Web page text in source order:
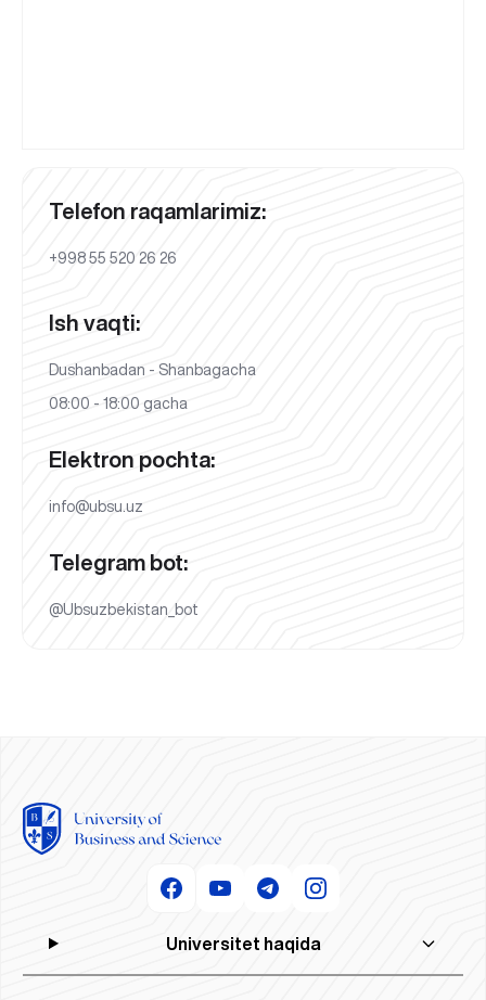
Telefon raqamlarimiz:
+998 55 520 26 26
Ish vaqti:
Dushanbadan - Shanbagacha
08:00 - 18:00 gacha
Elektron pochta:
info@ubsu.uz
Telegram bot:
@Ubsuzbekistan_bot
Universitet haqida